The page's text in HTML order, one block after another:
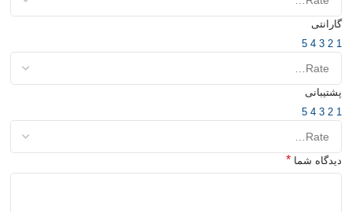
گارانتی
1
2
3
4
5
پشتیبانی
1
2
3
4
5
دیدگاه شما *